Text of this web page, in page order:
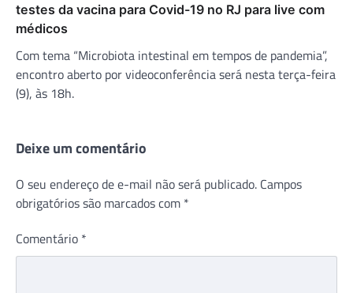
testes da vacina para Covid-19 no RJ para live com
médicos
Com tema “Microbiota intestinal em tempos de pandemia”,
encontro aberto por videoconferência será nesta terça-feira
(9), às 18h.
Deixe um comentário
O seu endereço de e-mail não será publicado. Campos
obrigatórios são marcados com *
Comentário *